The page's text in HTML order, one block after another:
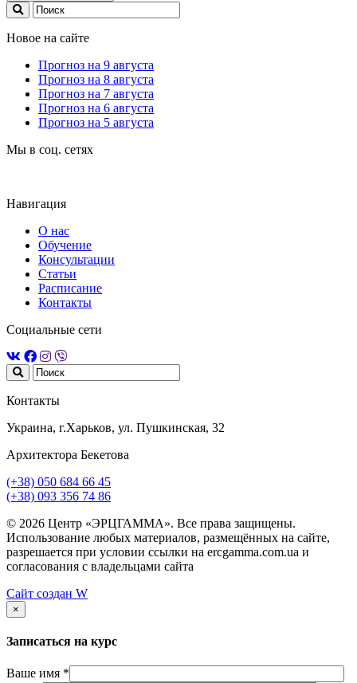
Новое на сайте
Прогноз на 9 августа
Прогноз на 8 августа
Прогноз на 7 августа
Прогноз на 6 августа
Прогноз на 5 августа
Мы в соц. сетях
Навигация
О нас
Обучение
Консультации
Статьи
Расписание
Контакты
Социальные сети
Контакты
Украина, г.Харьков, ул. Пушкинская, 32
Архитектора Бекетова
(+38) 050 684 66 45
(+38) 093 356 74 86
© 2026 Центр «ЭРЦГАММА». Все права защищены.
Использование любых материалов, размещённых на сайте,
разрешается при условии ссылки на ercgamma.com.ua и
согласования с владельцами сайта
Сайт создан W
×
Записаться на курс
Ваше имя *